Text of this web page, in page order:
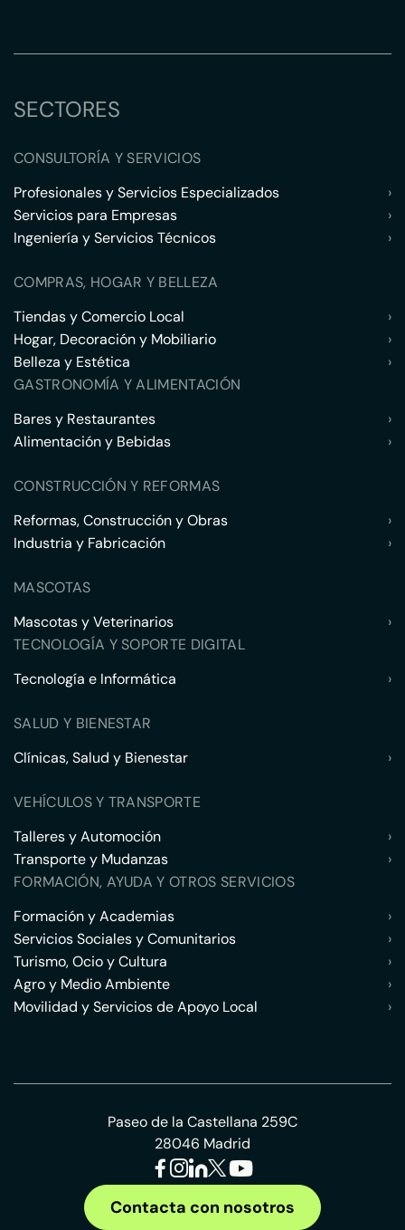
SECTORES
CONSULTORÍA Y SERVICIOS
Profesionales y Servicios Especializados
›
Servicios para Empresas
›
Ingeniería y Servicios Técnicos
›
COMPRAS, HOGAR Y BELLEZA
Tiendas y Comercio Local
›
Hogar, Decoración y Mobiliario
›
Belleza y Estética
›
GASTRONOMÍA Y ALIMENTACIÓN
Bares y Restaurantes
›
Alimentación y Bebidas
›
CONSTRUCCIÓN Y REFORMAS
Reformas, Construcción y Obras
›
Industria y Fabricación
›
MASCOTAS
Mascotas y Veterinarios
›
TECNOLOGÍA Y SOPORTE DIGITAL
Tecnología e Informática
›
SALUD Y BIENESTAR
Clínicas, Salud y Bienestar
›
VEHÍCULOS Y TRANSPORTE
Talleres y Automoción
›
Transporte y Mudanzas
›
FORMACIÓN, AYUDA Y OTROS SERVICIOS
Formación y Academias
›
Servicios Sociales y Comunitarios
›
Turismo, Ocio y Cultura
›
Agro y Medio Ambiente
›
Movilidad y Servicios de Apoyo Local
›
Paseo de la Castellana 259C
28046 Madrid
Contacta con nosotros